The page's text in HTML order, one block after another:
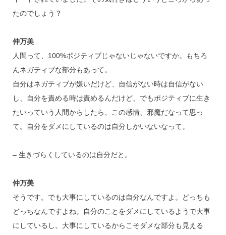
たのでしょう？
仲万美
人間って、100%ポジティブじゃないじゃないですか。もちろ
んネガティブな部分もあって。
自分はネガティブが嫌いだけど、自信がない時は自信がない
し、自分を責める時は責めるんだけど、でもポジティブに生き
たいっていう人間からしたら、この感情、邪魔だなって思っ
て。自分をダメにしているのは自分しかいないなって。
– 生きづらくしているのは自分だと。
仲万美
そうです。でも大事にしているのは自分なんですよ。どっちも
どっちなんですよね。自分のことをダメにしているようで大事
にしているし。大事にしているからこそダメな部分も見える